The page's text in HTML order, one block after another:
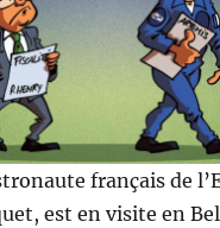
français de
est en visite en